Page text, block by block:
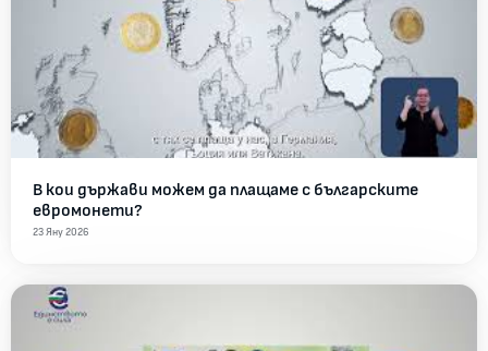
В кои държави можем да плащаме с българските
евромонети?
23 Яну 2026